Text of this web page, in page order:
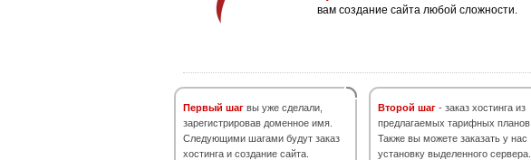
вам создание сайта любой сложности.
Первый шаг вы уже сделали,
зарегистрировав доменное имя.
Следующими шагами будут заказ
хостинга и создание сайта.
Второй шаг - заказ хостинга из
предлагаемых тарифных планов.
Также вы можете заказать у нас
установку выделенного сервера.